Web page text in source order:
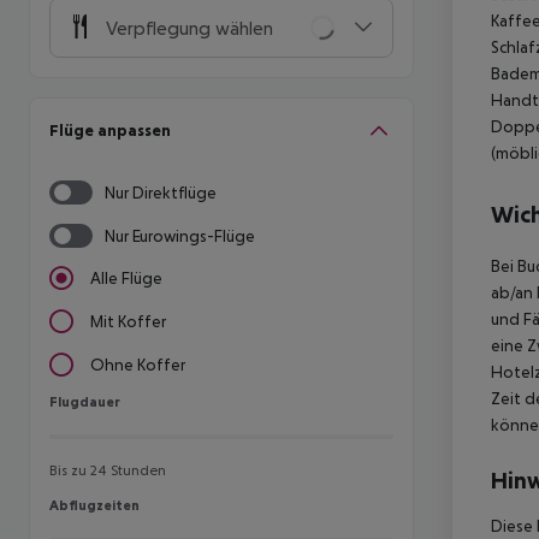
Verpflegung wählen
Flüge anpassen
Nur Direktflüge
Nur Eurowings-Flüge
Alle Flüge
Mit Koffer
Ohne Koffer
Flugdauer
Flugdauer
Bis zu 24 Stunden
Abflugzeiten
Abflugzeiten
Bei
ab/an
und
eine
Zeit
Diese